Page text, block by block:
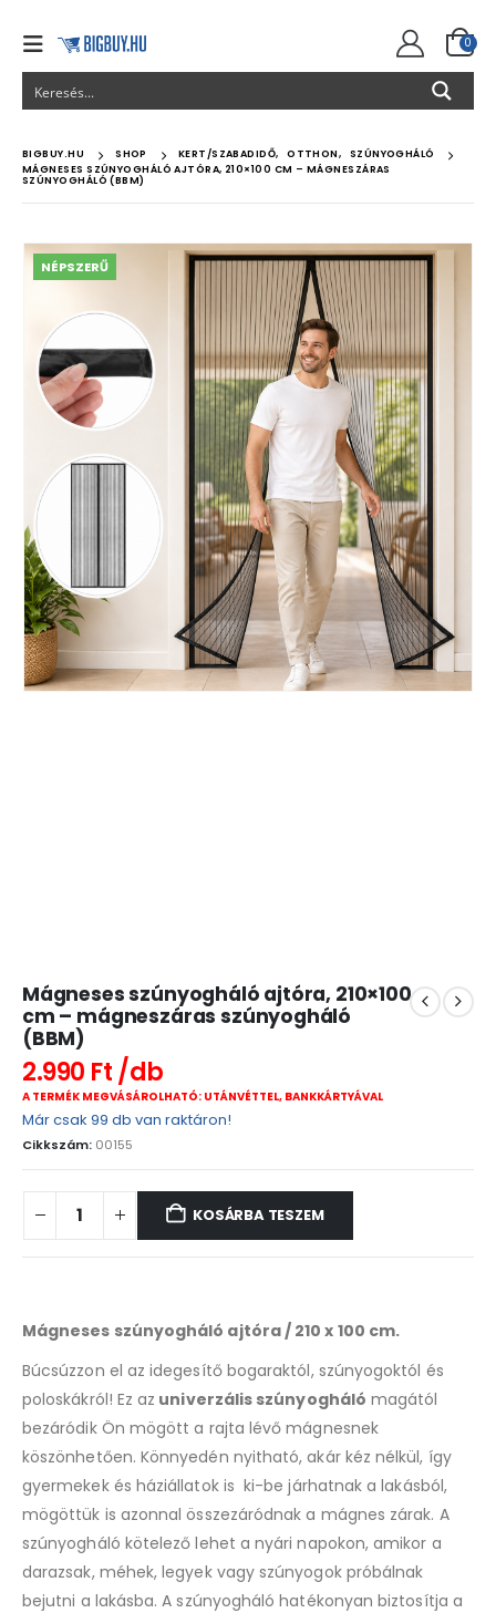
0
BIGBUY.HU SHOP KERT/SZABADIDŐ, OTTHON,
SZÚNYOGHÁLÓ
MÁGNESES SZÚNYOGHÁLÓ AJTÓRA, 210×100 CM – MÁGNESZÁRAS
SZÚNYOGHÁLÓ (BBM)
NÉPSZERŰ
Mágneses szúnyogháló ajtóra, 210×100
cm – mágneszáras szúnyogháló
(BBM)
2.990 Ft
A TERMÉK MEGVÁSÁROLHATÓ: UTÁNVÉTTEL, BANKKÁRTYÁVAL
Már csak 99 db van raktáron!
Cikkszám: 00155
KOSÁRBA TESZEM
Mágneses szúnyogháló ajtóra / 210 x 100 cm.
Búcsúzzon el az idegesítő bogaraktól, szúnyogoktól és
poloskákról! Ez az univerzális szúnyogháló magától
bezáródik Ön mögött a rajta lévő mágnesnek
köszönhetően. Könnyedén nyitható, akár kéz nélkül, így
gyermekek és háziállatok is ki-be járhatnak a lakásból,
mögöttük is azonnal összezáródnak a mágnes zárak. A
szúnyogháló kötelező lehet a nyári napokon, amikor a
darazsak, méhek, legyek vagy szúnyogok próbálnak
bejutni a lakásba. A szúnyogháló hatékonyan biztosítja a